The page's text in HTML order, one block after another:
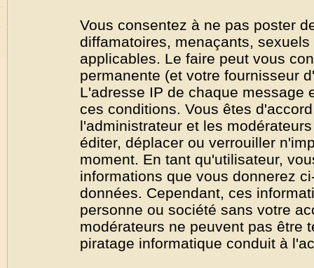
Vous consentez à ne pas poster
diffamatoires, menaçants,
applicables. Le faire peut vous
permanente (et votre fournisseur
L'adresse IP de chaque message
ces conditions. Vous êtes
l'administrateur et les
éditer, déplacer ou verrouiller
moment. En tant qu'utilisateur,
informations que vous donnerez
données. Cependant, ces
personne ou société sans votre
modérateurs ne peuvent pas être
piratage informatique conduit à